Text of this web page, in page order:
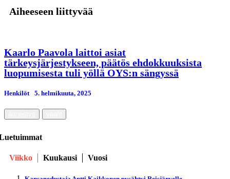
Aiheeseen liittyvää
Kaarlo Paavola laittoi asiat
tärkeysjärjestykseen, päätös ehdokkuuksista
luopumisesta tuli yöllä OYS:n sängyssä
Henkilöt 5. helmikuuta, 2025
Viikko Kuukausi Vuosi